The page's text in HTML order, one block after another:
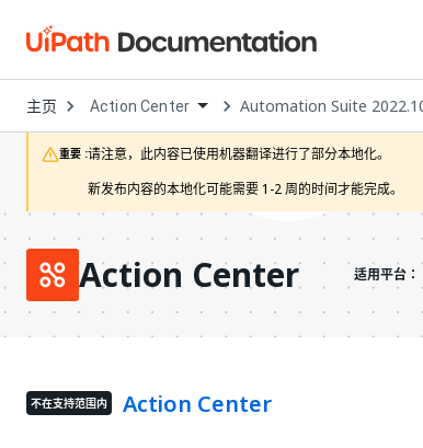
主页 Open
Dropdown
to
choose
product
Action Center Automation Suite
重要 :请注意，此内容已使用机器翻译进行了部分本地化。
新发布内容的本地化可能需要 1-2 周的时间才能完成。
Action Center 适用平台：
不在支持范围内 Action Center